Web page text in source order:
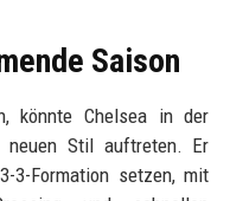
Saison
könnte Chelsea in der
neuen Stil auftreten. Er
3-Formation setzen, mit